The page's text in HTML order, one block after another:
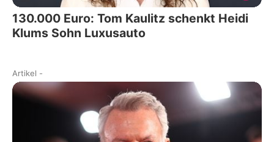
130.000 Euro: Tom Kaulitz schenkt Heidi
Klums Sohn Luxusauto
Artikel -